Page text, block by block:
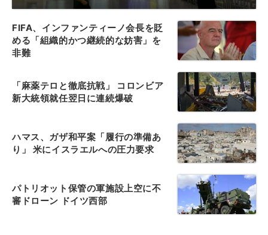
FIFA、インファンティーノ会長を貶
める「組織的かつ継続的な妨害」を
非難
「麻薬テロと徹底抗戦」 コロンビア
新大統領就任翌日に連続爆破
ハマス、ガザ和平案「履行の準備あ
り」 米にイスラエルへの圧力要求
パトリオット保管の軍施設上空に不
審ドローン ドイツ西部